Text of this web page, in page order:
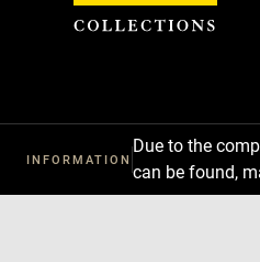
INFORMATION
Due to the
can be found,
Cookies management panel